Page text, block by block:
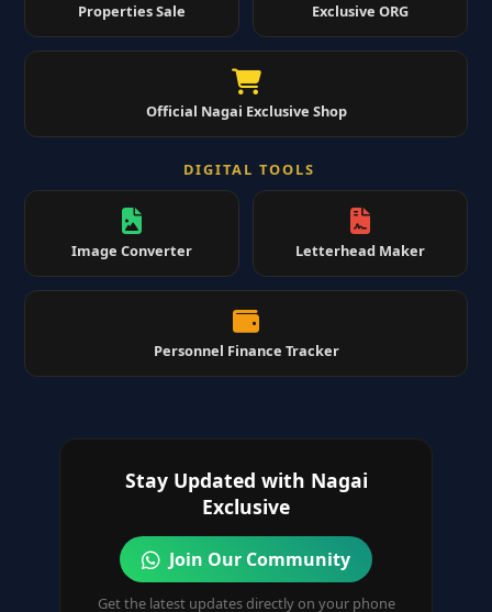
Properties Sale Exclusive ORG
Official Nagai Exclusive Shop
DIGITAL TOOLS
Image Converter Letterhead Maker
Personnel Finance Tracker
Stay Updated with Nagai
Exclusive
Join Our Community
Get the latest updates directly on your phone